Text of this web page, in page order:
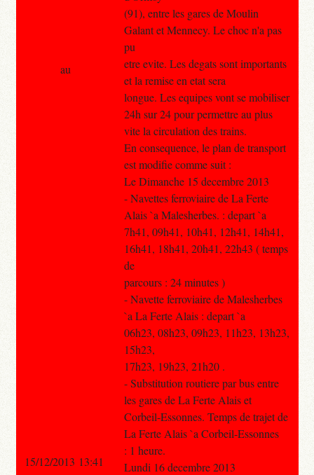
(91), entre les gares de Moulin
Galant et Mennecy. Le choc n'a pas
pu
etre evite. Les degats sont importants
et la remise en etat sera
longue. Les equipes vont se mobiliser
24h sur 24 pour permettre au plus
vite la circulation des trains.
En consequence, le plan de transport
est modifie comme suit :
Le Dimanche 15 decembre 2013
- Navettes ferroviaire de La Ferte
Alais `a Malesherbes. : depart `a
7h41, 09h41, 10h41, 12h41, 14h41,
16h41, 18h41, 20h41, 22h43 ( temps
de
parcours : 24 minutes )
- Navette ferroviaire de Malesherbes
`a La Ferte Alais : depart `a
06h23, 08h23, 09h23, 11h23, 13h23,
15h23,
17h23, 19h23, 21h20 .
- Substitution routiere par bus entre
les gares de La Ferte Alais et
Corbeil-Essonnes. Temps de trajet de
La Ferte Alais `a Corbeil-Essonnes
: 1 heure.
Lundi 16 decembre 2013
au
15/12/2013 13:41